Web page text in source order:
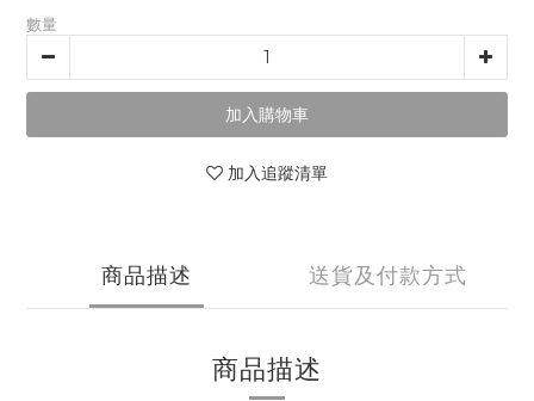
數量
加入購物車
加入追蹤清單
商品描述 送貨及付款方式
商品描述